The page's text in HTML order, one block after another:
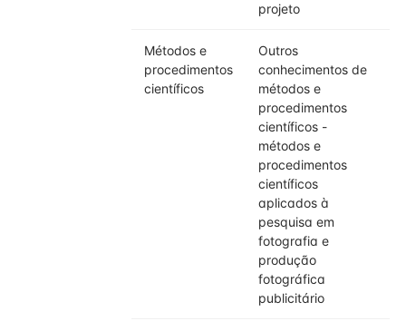
projeto
Métodos e
procedimentos
científicos
Outros
conhecimentos de
métodos e
procedimentos
científicos -
métodos e
procedimentos
científicos
aplicados à
pesquisa em
fotografia e
produção
fotográfica
publicitário